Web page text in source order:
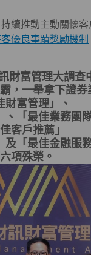
續推動主動關懷
優良事蹟獎勵機制
財富管理大調查
，一舉拿下證券
財富管理」、
、「最佳業務團
佳客戶推薦」
及「最佳金融服
項殊榮。